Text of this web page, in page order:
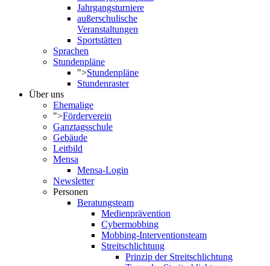
Jahrgangsturniere
außerschulische
Veranstaltungen
Sportstätten
Sprachen
Stundenpläne
">Stundenpläne
Stundenraster
Über uns
Ehemalige
">Förderverein
Ganztagsschule
Gebäude
Leitbild
Mensa
Mensa-Login
Newsletter
Personen
Beratungsteam
Medienprävention
Cybermobbing
Mobbing-Interventionsteam
Streitschlichtung
Prinzip der Streitschlichtung